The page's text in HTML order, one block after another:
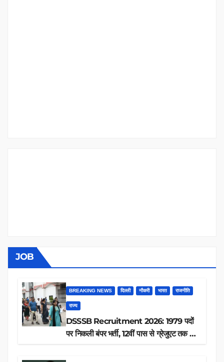
JOB
BREAKING NEWS दिल्ली नौकरी भारत राजनीति
राज्य
DSSSB Recruitment 2026: 1979 पदों
पर निकली बंपर भर्ती, 12वीं पास से ग्रेजुएट तक करें